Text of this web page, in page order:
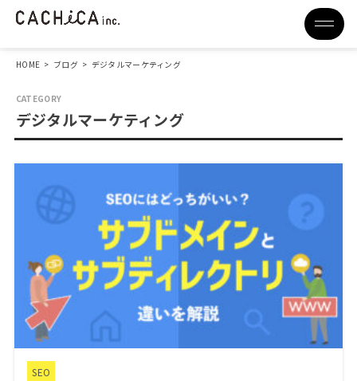
HOME > ブログ > デジタルマーケティング
デジタルマーケティング
SEO